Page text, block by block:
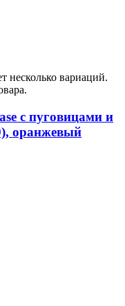
несколько вариаций.
с пуговицами и
оранжевый